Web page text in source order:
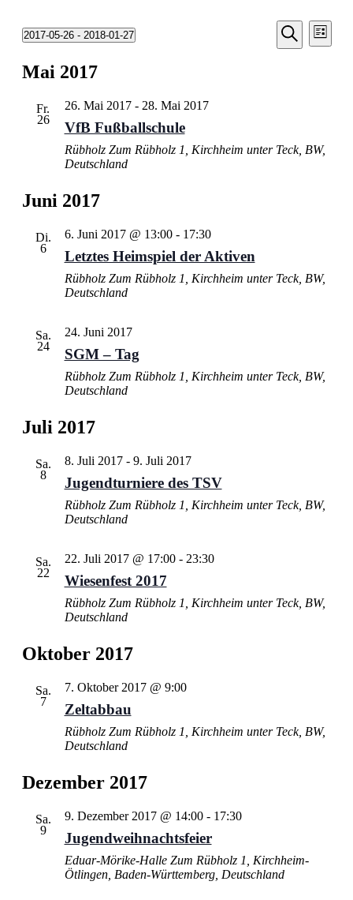
Suche
Suche
Liste
2017-05-26 - 2018-01-27
wählen.
Mai 2017
Fr.
26
26. Mai 2017- 28. Mai 2017
VfB Fußballschule
Rübholz Zum Rübholz 1, Kirchheim unter Teck, BW,
Deutschland
Juni 2017
Di.
6
6. Juni 2017 @ 13:00- 17:30
Letztes Heimspiel der Aktiven
Rübholz Zum Rübholz 1, Kirchheim unter Teck, BW,
Deutschland
Sa.
24
24. Juni 2017
SGM – Tag
Rübholz Zum Rübholz 1, Kirchheim unter Teck, BW,
Deutschland
Juli 2017
Sa.
8
8. Juli 2017- 9. Juli 2017
Jugendturniere des TSV
Rübholz Zum Rübholz 1, Kirchheim unter Teck, BW,
Deutschland
Sa.
22
22. Juli 2017 @ 17:00- 23:30
Wiesenfest 2017
Rübholz Zum Rübholz 1, Kirchheim unter Teck, BW,
Deutschland
Oktober 2017
Sa.
7
7. Oktober 2017 @ 9:00
Zeltabbau
Rübholz Zum Rübholz 1, Kirchheim unter Teck, BW,
Deutschland
Dezember 2017
Sa.
9
9. Dezember 2017 @ 14:00- 17:30
Jugendweihnachtsfeier
Eduar-Mörike-Halle Zum Rübholz 1, Kirchheim-
Ötlingen, Baden-Württemberg, Deutschland